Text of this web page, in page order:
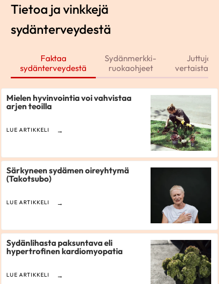
Tietoa ja vinkkejä
sydänterveydestä
Faktaa
sydänterveydestä
Sydänmerkki-
ruokaohjeet
Juttuja
Mielen hyvinvointia voi vahvistaa
arjen teoilla
LUE ARTIKKELI
Särkyneen sydämen oireyhtymä
(Takotsubo)
LUE ARTIKKELI
Sydänlihasta paksuntava eli
hypertrofinen kardiomyopatia
LUE ARTIKKELI